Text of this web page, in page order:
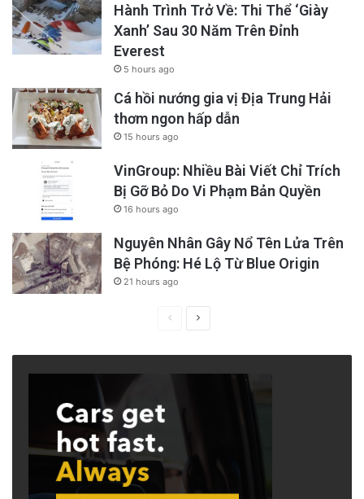
Hành Trình Trở Về: Thi Thể ‘Giày
Xanh’ Sau 30 Năm Trên Đỉnh
Everest
5 hours ago
Cá hồi nướng gia vị Địa Trung Hải
thơm ngon hấp dẫn
15 hours ago
VinGroup: Nhiều Bài Viết Chỉ Trích
Bị Gỡ Bỏ Do Vi Phạm Bản Quyền
16 hours ago
Nguyên Nhân Gây Nổ Tên Lửa Trên
Bệ Phóng: Hé Lộ Từ Blue Origin
21 hours ago
PreviousNext